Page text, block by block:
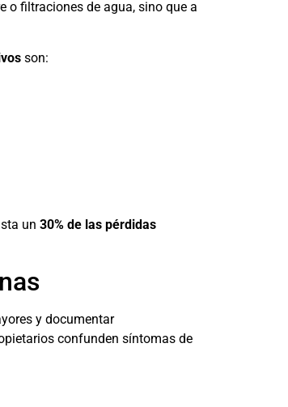
o filtraciones de agua, sino que a
son:
un 30% de las pérdidas
y documentar
confunden síntomas de